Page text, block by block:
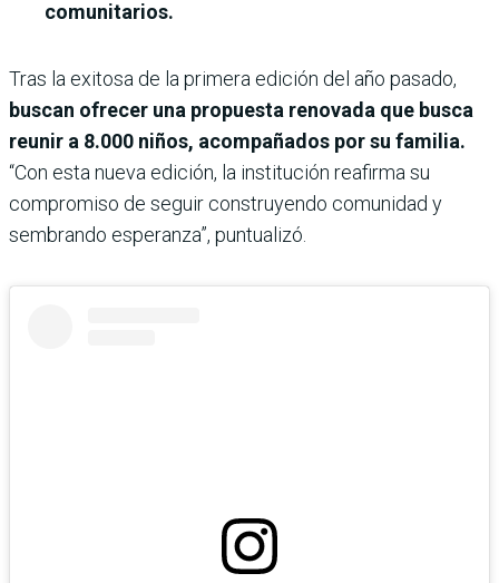
comunitarios.
Tras la exitosa de la primera edición del año pasado,
buscan ofrecer una propuesta renovada que busca
reunir a 8.000 niños, acompañados por su familia.
“Con esta nueva edición, la institución reafirma su
compromiso de seguir construyendo comunidad y
sembrando esperanza”, puntualizó.